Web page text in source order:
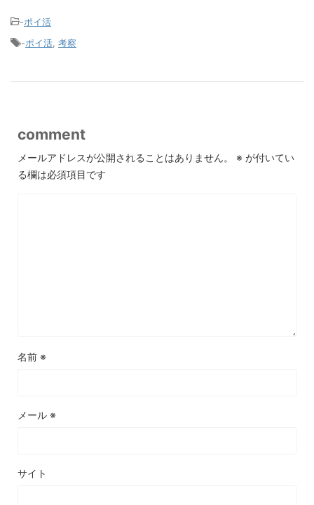
-ポイ活
-ポイ活 考察
comment
メールアドレスが公開されることはありません。 ※ が付いてい
る欄は必須項目です
名前 ※
メール ※
サイト